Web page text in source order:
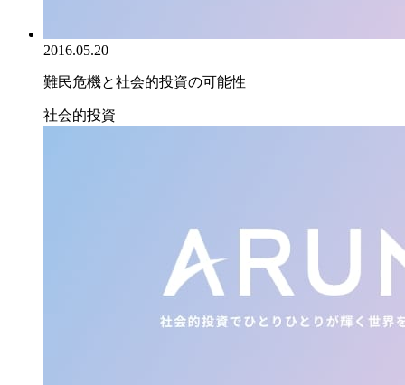
2016.05.20
難民危機と社会的投資の可能性
社会的投資